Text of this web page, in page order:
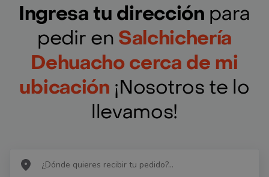
Ingresa tu dirección para
pedir en Salchichería
Dehuacho cerca de mi
ubicación ¡Nosotros te lo
llevamos!